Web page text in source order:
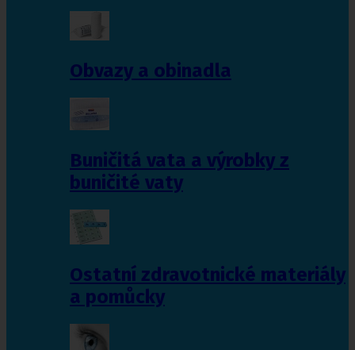
Obvazy a obinadla
Buničitá vata a výrobky z
buničité vaty
Ostatní zdravotnické materiály
a pomůcky